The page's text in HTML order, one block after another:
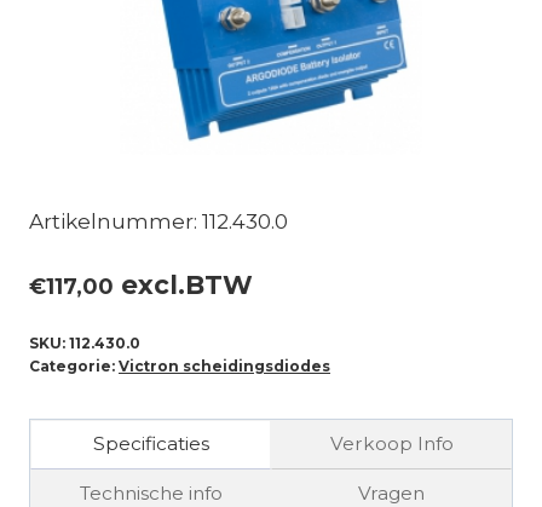
Artikelnummer: 112.430.0
€117,00 excl.BTW
SKU: 112.430.0
Categorie: Victron scheidingsdiodes
Specificaties Verkoop Info
Technische info Vragen